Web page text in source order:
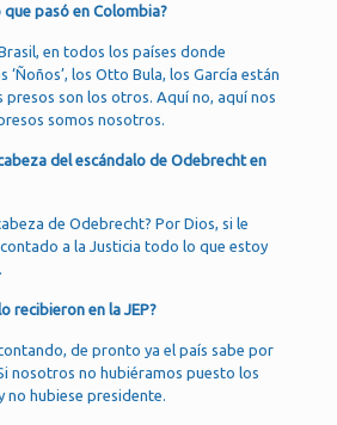
pasó en Colombia?
en todos los países donde
los Otto Bula, los García están
presos son los otros. Aquí no, aquí nos
somos nosotros.
del escándalo de Odebrecht en
de Odebrecht? Por Dios, si le
a la Justicia todo lo que estoy
recibieron en la JEP?
de pronto ya el país sabe por
nosotros no hubiéramos puesto los
no hubiese presidente.